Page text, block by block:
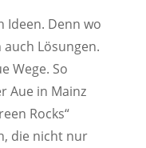
Ideen. Denn wo
Lösungen.
Wege. So
Aue in Mainz
Rocks“
die nicht nur